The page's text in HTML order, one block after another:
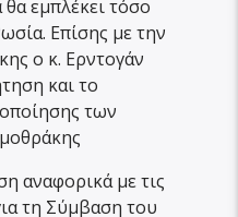
εμπλέκει τόσο
Επίσης με την
ο κ. Ερντογάν
και το
των
αναφορικά με τις
τη Σύμβαση του